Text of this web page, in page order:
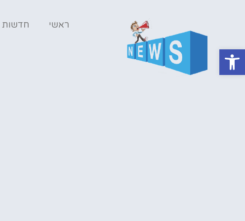
ראשי חדשות
פתח סרגל נגישות